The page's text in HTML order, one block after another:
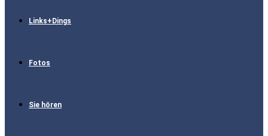
Links+Dings
Fotos
Sie hören